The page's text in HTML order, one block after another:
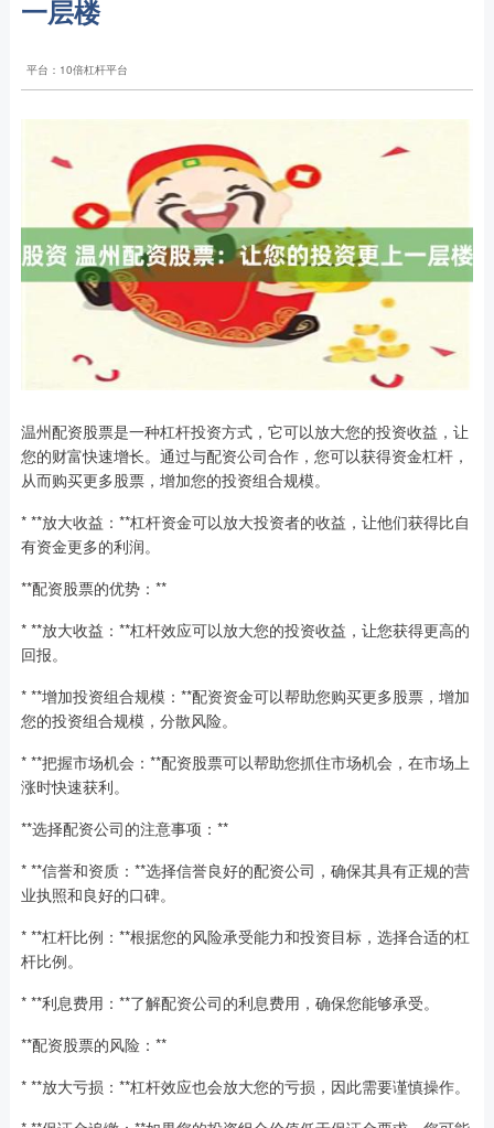
一层楼
平台：10倍杠杆平台
温州配资股票是一种杠杆投资方式，它可以放大您的投资收益，让
您的财富快速增长。通过与配资公司合作，您可以获得资金杠杆，
从而购买更多股票，增加您的投资组合规模。
* **放大收益：**杠杆资金可以放大投资者的收益，让他们获得比自
有资金更多的利润。
**配资股票的优势：**
* **放大收益：**杠杆效应可以放大您的投资收益，让您获得更高的
回报。
* **增加投资组合规模：**配资资金可以帮助您购买更多股票，增加
您的投资组合规模，分散风险。
* **把握市场机会：**配资股票可以帮助您抓住市场机会，在市场上
涨时快速获利。
**选择配资公司的注意事项：**
* **信誉和资质：**选择信誉良好的配资公司，确保其具有正规的营
业执照和良好的口碑。
* **杠杆比例：**根据您的风险承受能力和投资目标，选择合适的杠
杆比例。
* **利息费用：**了解配资公司的利息费用，确保您能够承受。
**配资股票的风险：**
* **放大亏损：**杠杆效应也会放大您的亏损，因此需要谨慎操作。